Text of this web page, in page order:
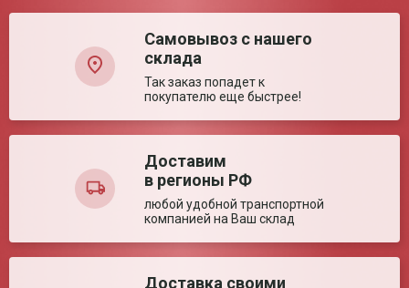
Пневматические шины
Передние шины
Цельнолитые
Механическая
Нейлон
Задние колеса
Быстросъёмные
2 шт.
Тип подножек
Съемные, Поворотные, Регулируемые по
высоте
Транспортные характеристики
Ваша оценка:
Самовывоз с нашего
склада
Так заказ попадет к
покупателю еще быстрее!
Доставим
в регионы РФ
любой удобной транспортной
компанией на Ваш склад
Доставка своими